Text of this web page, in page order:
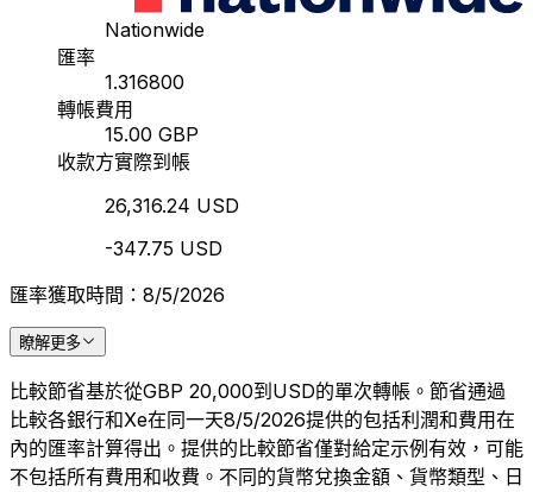
Nationwide
匯率
1.316800
轉帳費用
15.00 GBP
收款方實際到帳
26,316.24 USD
-347.75 USD
匯率獲取時間：8/5/2026
瞭解更多
比較節省基於從GBP 20,000到USD的單次轉帳。節省通過
比較各銀行和Xe在同一天8/5/2026提供的包括利潤和費用在
內的匯率計算得出。提供的比較節省僅對給定示例有效，可能
不包括所有費用和收費。不同的貨幣兌換金額、貨幣類型、日